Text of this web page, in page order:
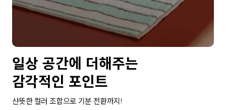
일상 공간에 더해주는
감각적인 포인트
산뜻한 컬러 조합으로 기분 전환까지!